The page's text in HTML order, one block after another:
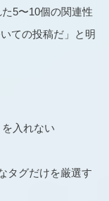
5〜10個の関連性
ての投稿だ」と明
入れない
タグだけを厳選す